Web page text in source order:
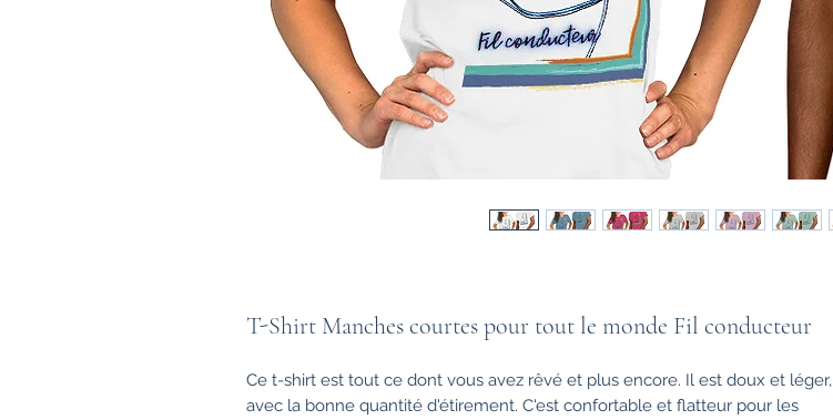
T-Shirt Manches courtes pour tout le monde Fil conducteur
Ce t-shirt est tout ce dont vous avez rêvé et plus encore. Il est doux et léger,
avec la bonne quantité d'étirement. C'est confortable et flatteur pour les